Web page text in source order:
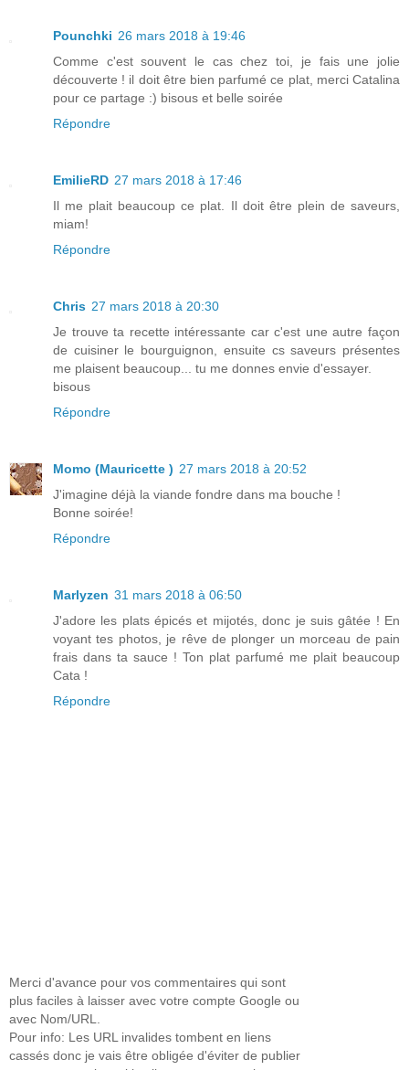
Pounchki 26 mars 2018 à 19:46
Comme c'est souvent le cas chez toi, je fais une jolie
découverte ! il doit être bien parfumé ce plat, merci Catalina
pour ce partage :) bisous et belle soirée
Répondre
EmilieRD 27 mars 2018 à 17:46
Il me plait beaucoup ce plat. Il doit être plein de saveurs,
miam!
Répondre
Chris 27 mars 2018 à 20:30
Je trouve ta recette intéressante car c'est une autre façon
de cuisiner le bourguignon, ensuite cs saveurs présentes
me plaisent beaucoup... tu me donnes envie d'essayer.
bisous
Répondre
Momo (Mauricette ) 27 mars 2018 à 20:52
J'imagine déjà la viande fondre dans ma bouche !
Bonne soirée!
Répondre
Marlyzen 31 mars 2018 à 06:50
J'adore les plats épicés et mijotés, donc je suis gâtée ! En
voyant tes photos, je rêve de plonger un morceau de pain
frais dans ta sauce ! Ton plat parfumé me plait beaucoup
Cata !
Répondre
Merci d'avance pour vos commentaires qui sont
plus faciles à laisser avec votre compte Google ou
avec Nom/URL.
Pour info: Les URL invalides tombent en liens
cassés donc je vais être obligée d'éviter de publier